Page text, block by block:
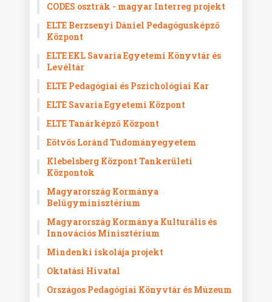
CODES osztrák - magyar Interreg projekt
ELTE Berzsenyi Dániel Pedagógusképző
Központ
ELTE EKL Savaria Egyetemi Könyvtár és
Levéltár
ELTE Pedagógiai és Pszichológiai Kar
ELTE Savaria Egyetemi Központ
ELTE Tanárképző Központ
Eötvös Loránd Tudományegyetem
Klebelsberg Központ Tankerületi
Központok
Magyarország Kormánya
Belügyminisztérium
Magyarország Kormánya Kulturális és
Innovációs Minisztérium
Mindenki iskolája projekt
Oktatási Hivatal
Országos Pedagógiai Könyvtár és Múzeum